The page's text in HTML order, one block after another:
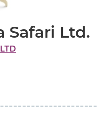
Safari Ltd.